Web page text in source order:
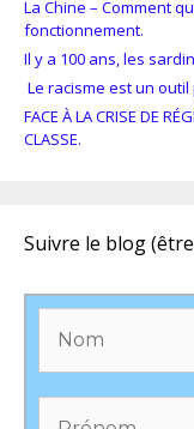
La Chine – Comment
fonctionnement.
Il y a 100 ans, les
Le racisme est un
FACE À LA CRISE DE
CLASSE.
Suivre le blog